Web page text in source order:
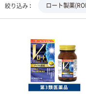
絞り込み ロート製薬